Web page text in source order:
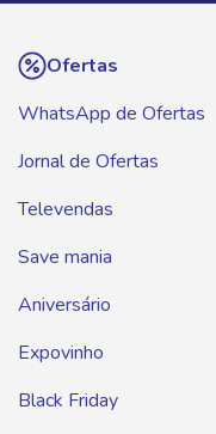
Ofertas
WhatsApp de Ofertas
Jornal de Ofertas
Televendas
Save mania
Aniversário
Expovinho
Black Friday